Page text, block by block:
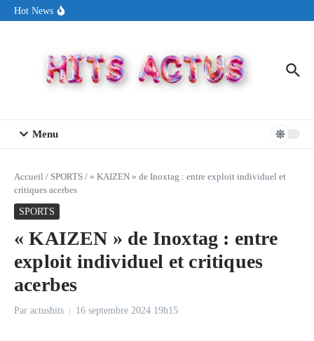
Aller au contenu
Hot News
« New Day »
Menu
Accueil / SPORTS / « KAIZEN » de Inoxtag : entre exploit individuel et
critiques acerbes
SPORTS
« KAIZEN » de Inoxtag : entre
exploit individuel et critiques
acerbes
Par actushits 16 septembre 2024 19h15